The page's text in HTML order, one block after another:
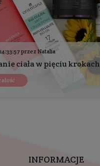
przez Natalia
ciała w pięciu krokach
INFORMACJE